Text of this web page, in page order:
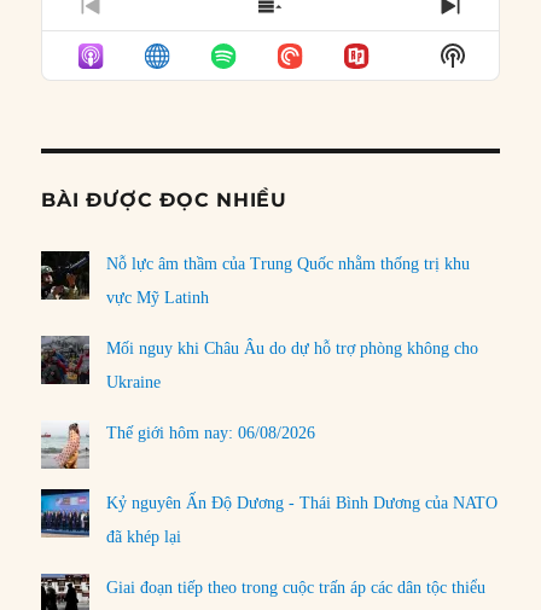
PREVIOUS
EPISODE
SHOW
EPISODES
LIST
NEXT
Show
Podcast
BÀI ĐƯỢC ĐỌC NHIỀU
Nỗ lực âm thầm của Trung Quốc nhằm thống trị khu
vực Mỹ Latinh
Mối nguy khi Châu Âu do dự hỗ trợ phòng không cho
Ukraine
Thế giới hôm nay: 06/08/2026
Kỷ nguyên Ấn Độ Dương - Thái Bình Dương của NATO
đã khép lại
Giai đoạn tiếp theo trong cuộc trấn áp các dân tộc thiểu